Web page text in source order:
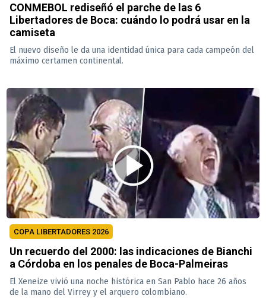
CONMEBOL rediseñó el parche de las 6
Libertadores de Boca: cuándo lo podrá usar en la
camiseta
El nuevo diseño le da una identidad única para cada campeón del
máximo certamen continental.
COPA LIBERTADORES 2026
Un recuerdo del 2000: las indicaciones de Bianchi
a Córdoba en los penales de Boca-Palmeiras
El Xeneize vivió una noche histórica en San Pablo hace 26 años
de la mano del Virrey y el arquero colombiano.